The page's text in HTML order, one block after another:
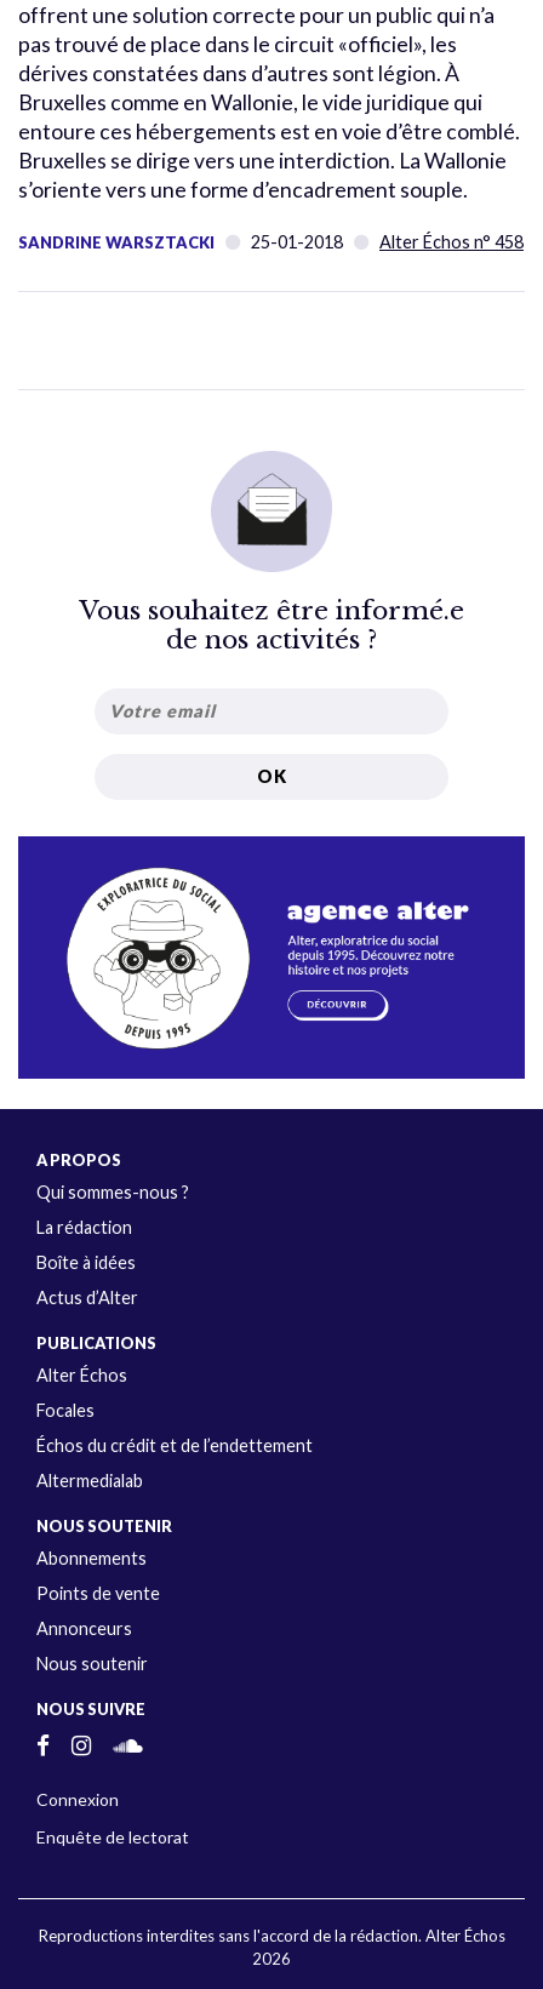
offrent une solution correcte pour un public qui n’a
pas trouvé de place dans le circuit «officiel», les
dérives constatées dans d’autres sont légion. À
Bruxelles comme en Wallonie, le vide juridique qui
entoure ces hébergements est en voie d’être comblé.
Bruxelles se dirige vers une interdiction. La Wallonie
s’oriente vers une forme d’encadrement souple.
SANDRINE WARSZTACKI 25-01-2018 Alter Échos n° 458
Vous souhaitez être informé.e
de nos activités ?
A PROPOS
Qui sommes-nous ?
La rédaction
Boîte à idées
Actus d’Alter
PUBLICATIONS
Alter Échos
Focales
Échos du crédit et de l’endettement
Altermedialab
NOUS SOUTENIR
Abonnements
Points de vente
Annonceurs
Nous soutenir
NOUS SUIVRE
Connexion
Enquête de lectorat
Reproductions interdites sans l'accord de la rédaction. Alter Échos
2026